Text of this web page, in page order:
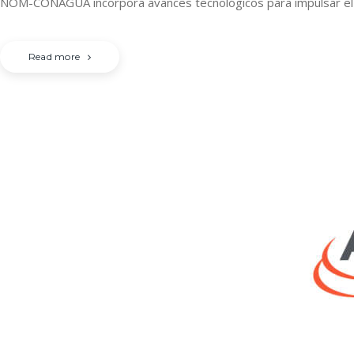
Read more